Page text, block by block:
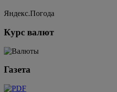
Яндекс.Погода
Курс валют
Газета